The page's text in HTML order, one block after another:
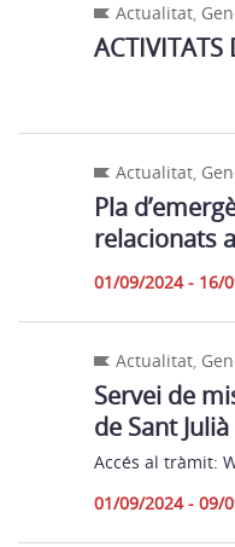
Actualitat,
ACTIVITATS
Actualitat,
Pla
relacionats
01/09/2024 - 16/
Actualitat,
Servei de
de Sant
Accés al tràmit:
01/09/2024 - 09/